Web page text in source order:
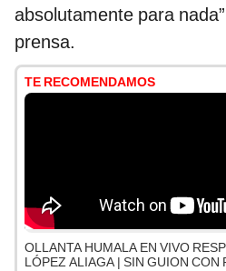
absolutamente para
prensa.
TE RECOMENDAMOS
OLLANTA HUMALA EN VIVO
LÓPEZ ALIAGA | SIN GUION CON